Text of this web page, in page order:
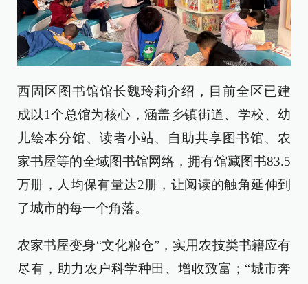
西固区图书馆馆长魏玲莉介绍，目前全区已建
成以1个总馆为核心，涵盖乡镇街道、学校、幼
儿绘本分馆、读者小站、自助共享图书馆、农
家书屋等的全域图书馆网络，拥有馆藏图书83.5
万册，人均保有量达2册，让阅读的触角延伸到
了城市的每一个角落。
农家书屋变身“文化粮仓”，实用农技类书籍应有
尽有，助力农户科学种田、增收致富；“城市奔